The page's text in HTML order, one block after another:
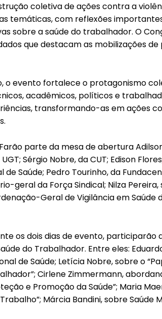
coletiva de ações contra a
temáticas, com reflexões
sobre a saúde do trabalhador. O
que destacam as mobilizações
o evento fortalece o protagonismo
acadêmicos, políticos e
transformando-as em ações
parte da mesa de abertura
Sérgio Nobre, da CUT; Edison
de Saúde; Pedro Tourinho, da
geral da Força Sindical; Nilza
Geral de Vigilância em
os dois dias de evento, participarão
do Trabalhador. Entre eles:
de Saúde; Letícia Nobre, sobre o
Cirlene Zimmermann,
e Promoção da Saúde”; Maria
Márcia Bandini, sobre Saúde